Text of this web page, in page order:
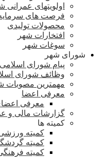
اولویتهای عمرانی
فرصت های
محصولات تولیدی
افتخارات شهر
سوغات شهر
شورای شهر
پیام شورای اسلامی
وظائف شورای
مهمترین مصوبات
معرفی اعضا
معرفی
گزارشات مالی و
کمیته ها
کمیته
کمیته
کمیته